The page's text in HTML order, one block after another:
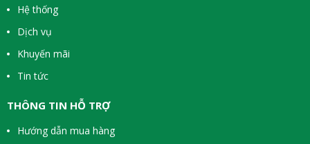
Hệ thống
Dịch vụ
Khuyến mãi
Tin tức
THÔNG TIN HỖ TRỢ
Hướng dẫn mua hàng